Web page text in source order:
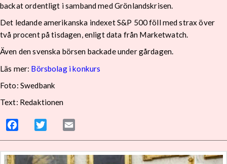
backat ordentligt i samband med Grönlandskrisen.
Det ledande amerikanska indexet S&P 500 föll med strax över
två procent på tisdagen, enligt data från Marketwatch.
Även den svenska börsen backade under gårdagen.
Läs mer: Börsbolag i konkurs
Foto: Swedbank
Text: Redaktionen
Facebook Twitter